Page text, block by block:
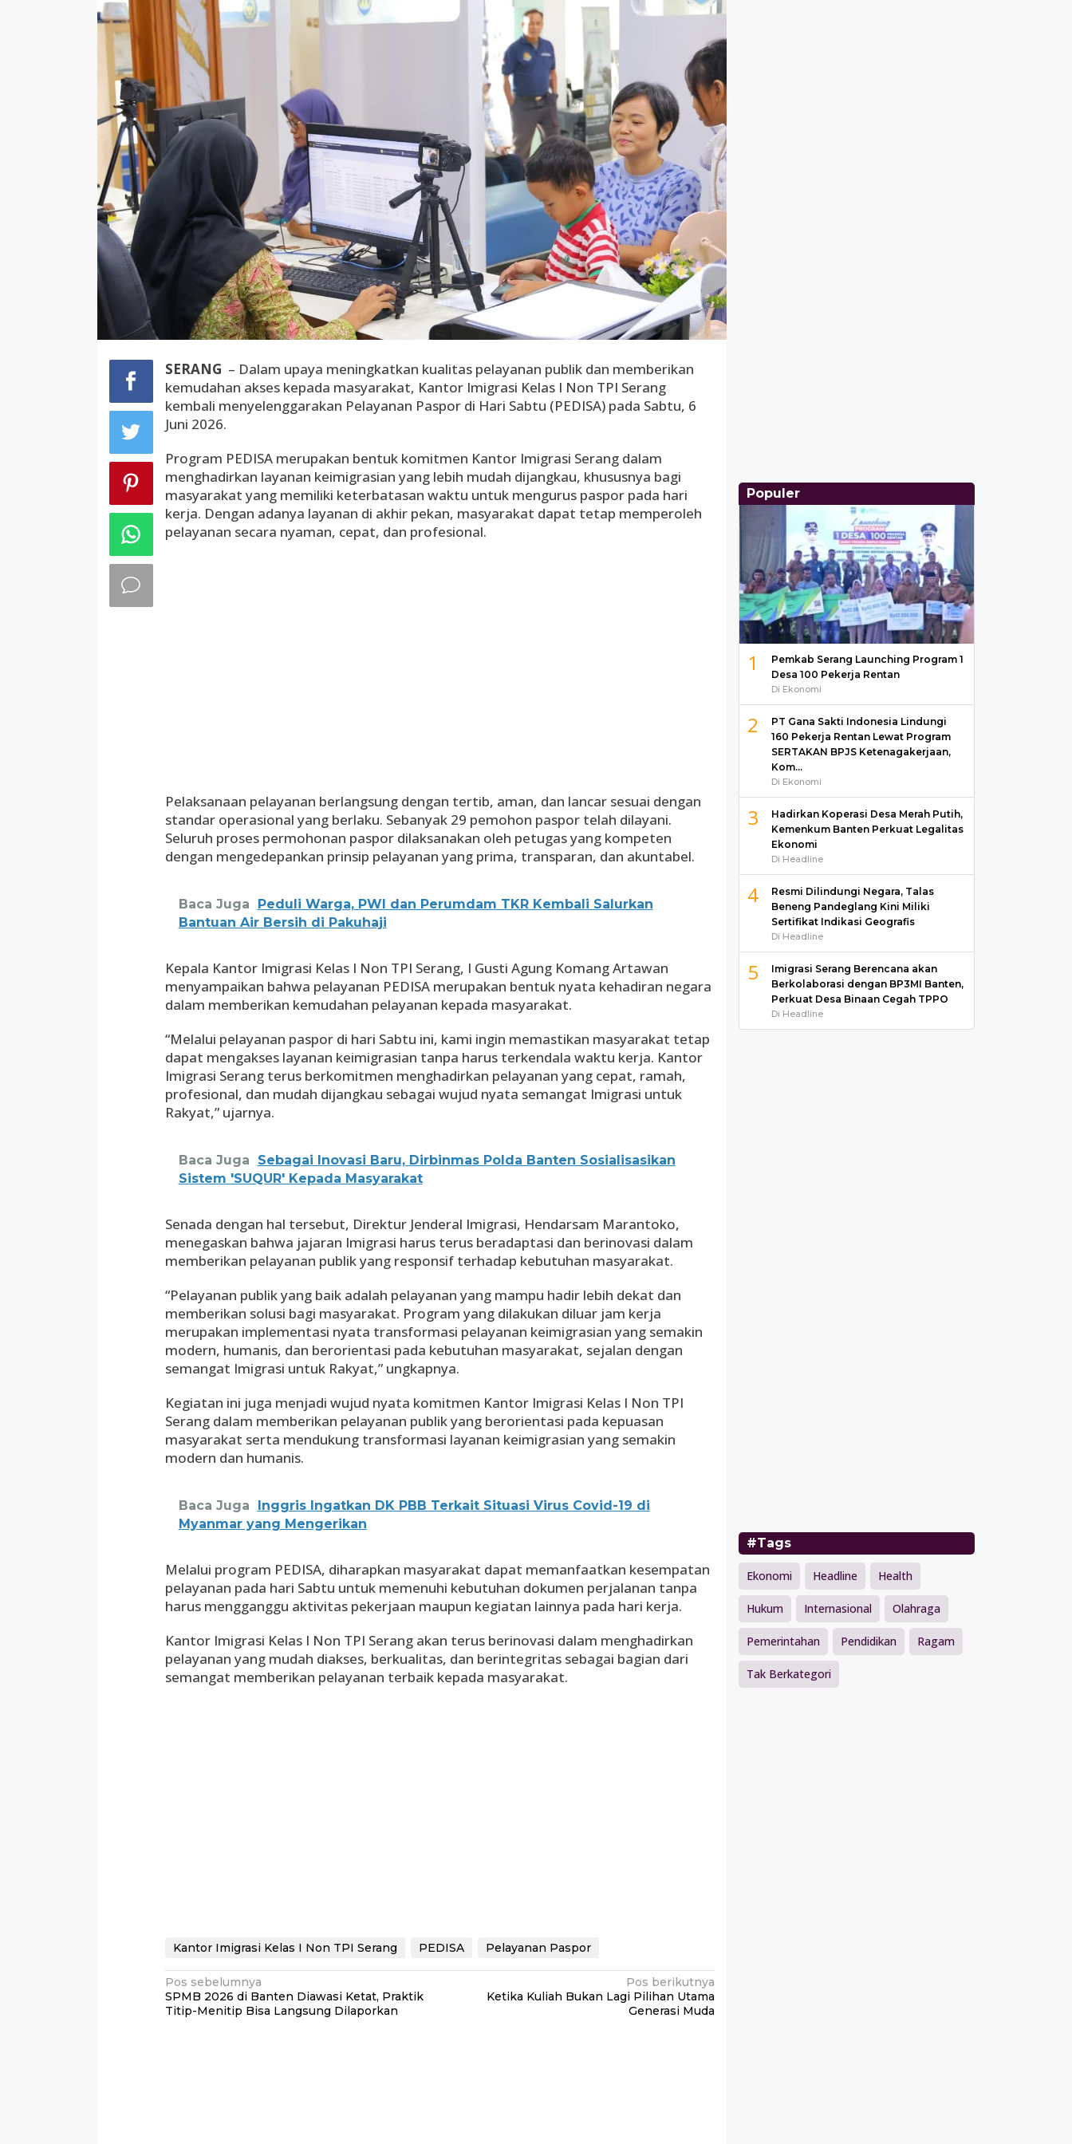
Sabtu
(PEDISA)
SERANG – Dalam upaya meningkatkan kualitas pelayanan publik dan memberikan
kemudahan akses kepada masyarakat, Kantor Imigrasi Kelas I Non TPI Serang
kembali menyelenggarakan Pelayanan Paspor di Hari Sabtu (PEDISA) pada Sabtu, 6
Juni 2026.
Program PEDISA merupakan bentuk komitmen Kantor Imigrasi Serang dalam
menghadirkan layanan keimigrasian yang lebih mudah dijangkau, khususnya bagi
masyarakat yang memiliki keterbatasan waktu untuk mengurus paspor pada hari
kerja. Dengan adanya layanan di akhir pekan, masyarakat dapat tetap memperoleh
pelayanan secara nyaman, cepat, dan profesional.
Pelaksanaan pelayanan berlangsung dengan tertib, aman, dan lancar sesuai dengan
standar operasional yang berlaku. Sebanyak 29 pemohon paspor telah dilayani.
Seluruh proses permohonan paspor dilaksanakan oleh petugas yang kompeten
dengan mengedepankan prinsip pelayanan yang prima, transparan, dan akuntabel.
Baca Juga
Peduli Warga, PWI dan Perumdam TKR Kembali Salurkan
Bantuan Air Bersih di Pakuhaji
Kepala Kantor Imigrasi Kelas I Non TPI Serang, I Gusti Agung Komang Artawan
menyampaikan bahwa pelayanan PEDISA merupakan bentuk nyata kehadiran negara
dalam memberikan kemudahan pelayanan kepada masyarakat.
“Melalui pelayanan paspor di hari Sabtu ini, kami ingin memastikan masyarakat tetap
dapat mengakses layanan keimigrasian tanpa harus terkendala waktu kerja. Kantor
Imigrasi Serang terus berkomitmen menghadirkan pelayanan yang cepat, ramah,
profesional, dan mudah dijangkau sebagai wujud nyata semangat Imigrasi untuk
Rakyat,” ujarnya.
Baca Juga
Sebagai Inovasi Baru, Dirbinmas Polda Banten Sosialisasikan
Sistem 'SUQUR' Kepada Masyarakat
Senada dengan hal tersebut, Direktur Jenderal Imigrasi, Hendarsam Marantoko,
menegaskan bahwa jajaran Imigrasi harus terus beradaptasi dan berinovasi dalam
memberikan pelayanan publik yang responsif terhadap kebutuhan masyarakat.
“Pelayanan publik yang baik adalah pelayanan yang mampu hadir lebih dekat dan
memberikan solusi bagi masyarakat. Program yang dilakukan diluar jam kerja
merupakan implementasi nyata transformasi pelayanan keimigrasian yang semakin
modern, humanis, dan berorientasi pada kebutuhan masyarakat, sejalan dengan
semangat Imigrasi untuk Rakyat,” ungkapnya.
Kegiatan ini juga menjadi wujud nyata komitmen Kantor Imigrasi Kelas I Non TPI
Serang dalam memberikan pelayanan publik yang berorientasi pada kepuasan
masyarakat serta mendukung transformasi layanan keimigrasian yang semakin
modern dan humanis.
Baca Juga
Inggris Ingatkan DK PBB Terkait Situasi Virus Covid-19 di
Myanmar yang Mengerikan
Melalui program PEDISA, diharapkan masyarakat dapat memanfaatkan kesempatan
pelayanan pada hari Sabtu untuk memenuhi kebutuhan dokumen perjalanan tanpa
harus mengganggu aktivitas pekerjaan maupun kegiatan lainnya pada hari kerja.
Kantor Imigrasi Kelas I Non TPI Serang akan terus berinovasi dalam menghadirkan
pelayanan yang mudah diakses, berkualitas, dan berintegritas sebagai bagian dari
semangat memberikan pelayanan terbaik kepada masyarakat.
Kantor Imigrasi Kelas I Non TPI Serang PEDISA Pelayanan Paspor
Navigasi
pos
Pos sebelumnya
SPMB 2026 di Banten Diawasi Ketat, Praktik
Titip-Menitip Bisa Langsung Dilaporkan
Pos berikutnya
Ketika Kuliah Bukan Lagi Pilihan Utama
Generasi Muda
Populer
1
Pemkab Serang Launching Program 1
Desa 100 Pekerja Rentan
Di Ekonomi
2
PT Gana Sakti Indonesia Lindungi
160 Pekerja Rentan Lewat Program
SERTAKAN BPJS Ketenagakerjaan,
Kom…
Di Ekonomi
3
Hadirkan Koperasi Desa Merah Putih,
Kemenkum Banten Perkuat Legalitas
Ekonomi
Di Headline
4
Resmi Dilindungi Negara, Talas
Beneng Pandeglang Kini Miliki
Sertifikat Indikasi Geografis
Di Headline
5
Imigrasi Serang Berencana akan
Berkolaborasi dengan BP3MI Banten,
Perkuat Desa Binaan Cegah TPPO
Di Headline
#Tags
Ekonomi Headline Health
Hukum Internasional Olahraga
Pemerintahan Pendidikan Ragam
Tak Berkategori